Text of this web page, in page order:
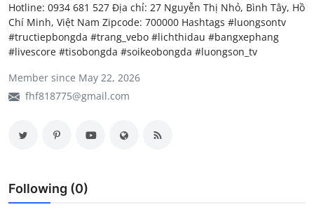
Disease Science
Jobs
Blogs
Hotline: 0934 681 527 Địa chỉ: 27 Nguyễn Thị Nhỏ, Bình Tây, Hồ
Chí Minh, Việt Nam Zipcode: 700000 Hashtags #luongsontv
#tructiepbongda #trang_vebo #lichthidau #bangxephang
#livescore #tisobongda #soikeobongda #luongson_tv
Member since May 22, 2026
fhf818775@gmail.com
Following (0)